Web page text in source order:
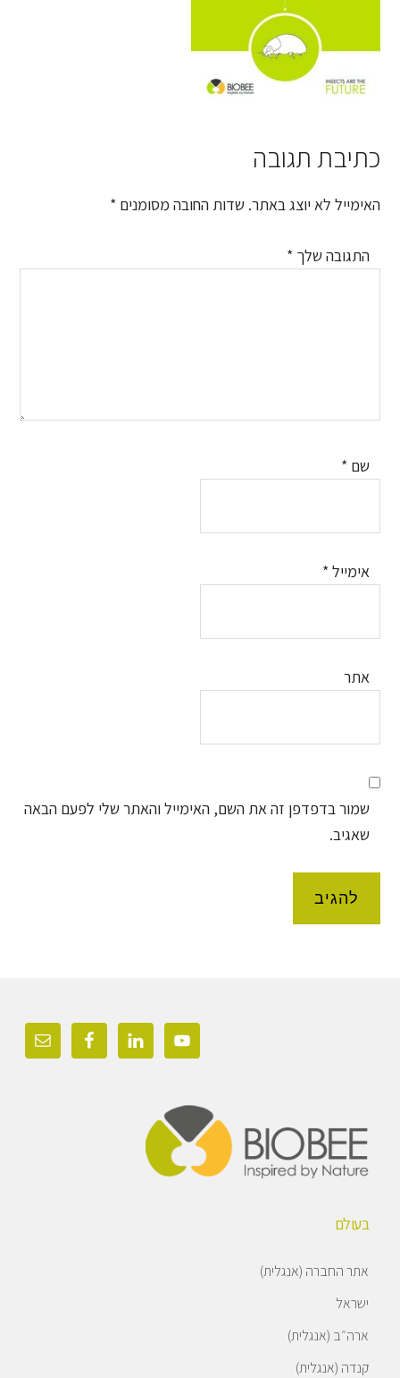
Reader
Interactions
כתיבת תגובה
האימייל לא יוצג באתר. שדות החובה מסומנים *
התגובה שלך *
שם *
אימייל *
אתר
שמור בדפדפן זה את השם, האימייל והאתר שלי לפעם הבאה
שאגיב.
בעולם
אתר החברה (אנגלית)
ישראל
ארה״ב (אנגלית)
קנדה (אנגלית)